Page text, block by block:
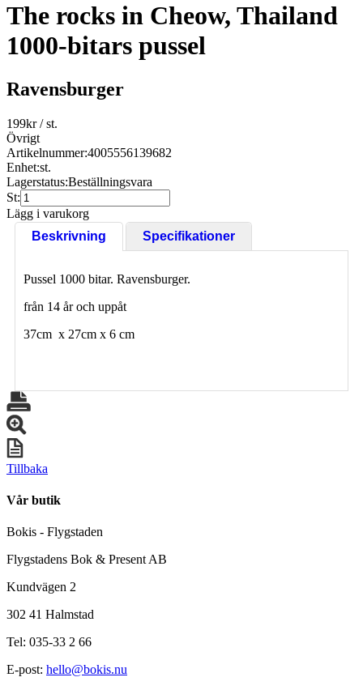
The rocks in Cheow, Thailand
1000-bitars pussel
Ravensburger
199kr/ st.
Övrigt
Artikelnummer:4005556139682
Enhet:st.
Lagerstatus:Beställningsvara
St:
Lägg i varukorg
Beskrivning
Specifikationer
Pussel 1000 bitar. Ravensburger.
från 14 år och uppåt
37cm x 27cm x 6 cm
Tillbaka
Vår butik
Bokis - Flygstaden
Flygstadens Bok & Present AB
Kundvägen 2
302 41 Halmstad
Tel: 035-33 2 66
E-post: hello@bokis.nu